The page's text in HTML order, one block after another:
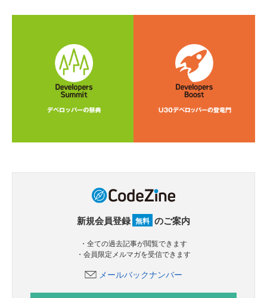
新規会員登録 無料 のご案内
・全ての過去記事が閲覧できます
・会員限定メルマガを受信できます
メールバックナンバー